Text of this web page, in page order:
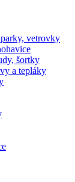
vetrovky
šortky
a tepláky